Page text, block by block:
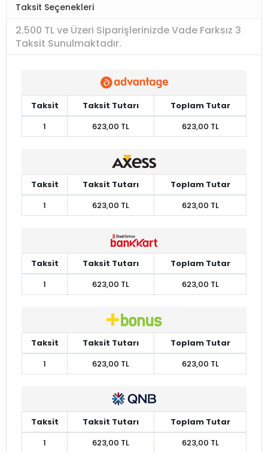
Taksit Seçenekleri
2.500 TL ve Üzeri Siparişlerinizde Vade Farksız 3
Taksit Sunulmaktadır.
Taksit Taksit Tutarı
Toplam Tutar
1
623,00 TL 623,00 TL
Taksit Taksit Tutarı
Toplam Tutar
1
623,00 TL 623,00 TL
Taksit Taksit Tutarı
Toplam Tutar
1
623,00 TL 623,00 TL
Taksit Taksit Tutarı
Toplam Tutar
1
623,00 TL 623,00 TL
Taksit Taksit Tutarı
Toplam Tutar
1
623,00 TL 623,00 TL